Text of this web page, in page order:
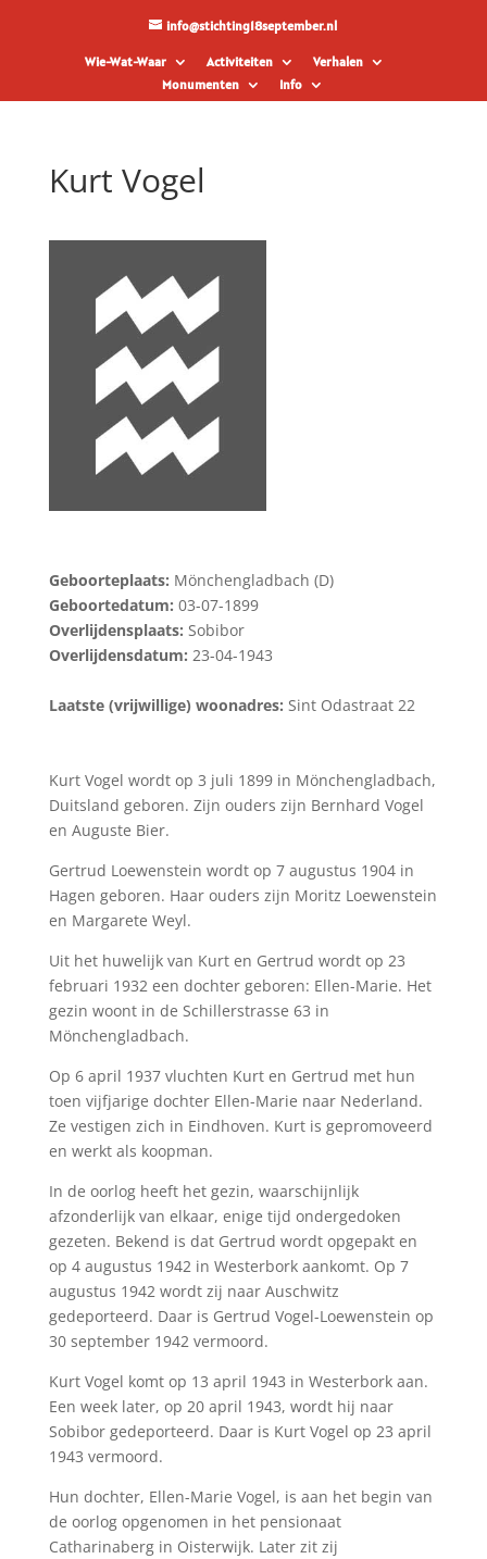
info@stichting18september.nl
Wie-Wat-Waar Activiteiten
Verhalen
Monumenten
Info
Kurt Vogel
Geboorteplaats: Mönchengladbach (D)
Geboortedatum: 03-07-1899
Overlijdensplaats: Sobibor
Overlijdensdatum: 23-04-1943
Laatste (vrijwillige) woonadres: Sint Odastraat 22
Kurt Vogel wordt op 3 juli 1899 in Mönchengladbach,
Duitsland geboren. Zijn ouders zijn Bernhard Vogel
en Auguste Bier.
Gertrud Loewenstein wordt op 7 augustus 1904 in
Hagen geboren. Haar ouders zijn Moritz Loewenstein
en Margarete Weyl.
Uit het huwelijk van Kurt en Gertrud wordt op 23
februari 1932 een dochter geboren: Ellen-Marie. Het
gezin woont in de Schillerstrasse 63 in
Mönchengladbach.
Op 6 april 1937 vluchten Kurt en Gertrud met hun
toen vijfjarige dochter Ellen-Marie naar Nederland.
Ze vestigen zich in Eindhoven. Kurt is gepromoveerd
en werkt als koopman.
In de oorlog heeft het gezin, waarschijnlijk
afzonderlijk van elkaar, enige tijd ondergedoken
gezeten. Bekend is dat Gertrud wordt opgepakt en
op 4 augustus 1942 in Westerbork aankomt. Op 7
augustus 1942 wordt zij naar Auschwitz
gedeporteerd. Daar is Gertrud Vogel-Loewenstein op
30 september 1942 vermoord.
Kurt Vogel komt op 13 april 1943 in Westerbork aan.
Een week later, op 20 april 1943, wordt hij naar
Sobibor gedeporteerd. Daar is Kurt Vogel op 23 april
1943 vermoord.
Hun dochter, Ellen-Marie Vogel, is aan het begin van
de oorlog opgenomen in het pensionaat
Catharinaberg in Oisterwijk. Later zit zij